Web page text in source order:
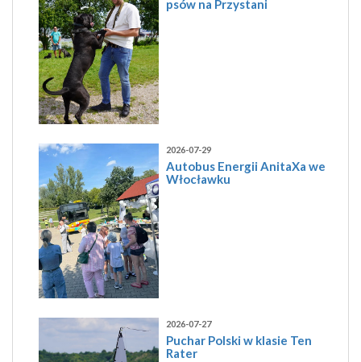
psów na Przystani
2026-07-29
Autobus Energii AnitaXa we
Włocławku
2026-07-27
Puchar Polski w klasie Ten
Rater